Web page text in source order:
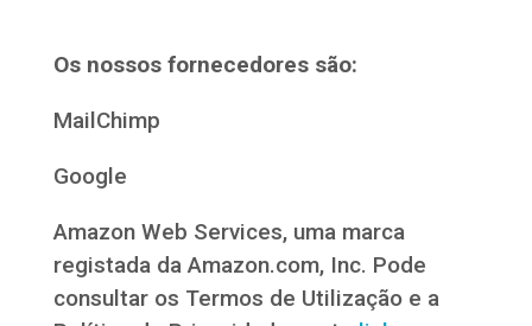
Os nossos fornecedores são:
MailChimp
Google
Amazon Web Services, uma marca
registada da Amazon.com, Inc. Pode
consultar os Termos de Utilização e a